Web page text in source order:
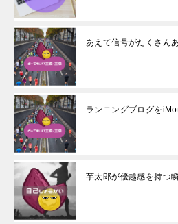
あえて信号がたくさん
ランニングブログを
芋太郎が優越感を持つ